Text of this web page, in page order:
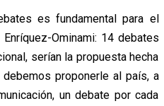
es fundamental para el
Ominami: 14 debates
serían la propuesta hecha
proponerle al país, a
un debate por cada